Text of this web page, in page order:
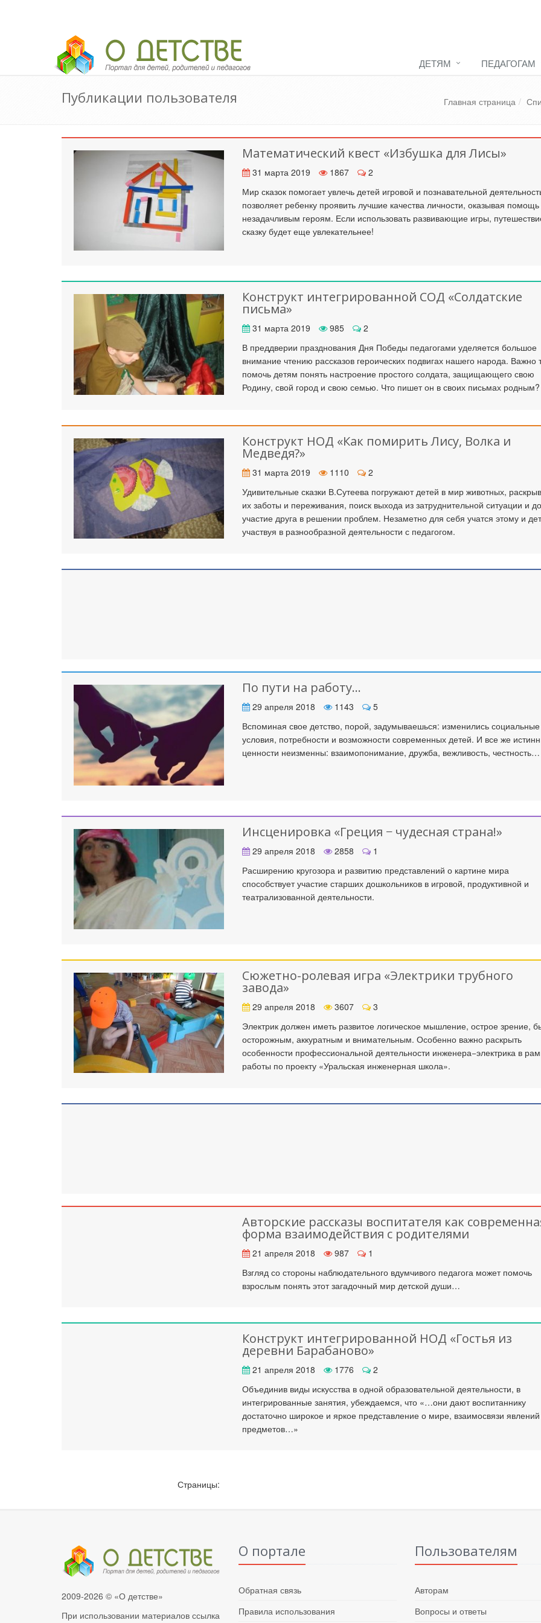
Педагогический портал «О детстве»
ДЕТЯМ
ПЕДАГОГАМ
Публикации пользователя Главная страница
Математический квест «Избушка для Лисы»
31 марта 2019 1867
2
Мир сказок помогает увлечь детей игровой и познавательной
позволяет ребенку проявить лучшие качества личности, оказывая помощь
незадачливым героям. Если использовать развивающие игры,
сказку будет еще увлекательнее!
Конструкт интегрированной СОД «Солдатские
письма»
31 марта 2019 985
2
В преддверии празднования Дня Победы педагогами уделяется большое
внимание чтению рассказов героических подвигах нашего народа. Важно
помочь детям понять настроение простого солдата, защищающего свою
Родину, свой город и свою семью. Что пишет он в своих письмах родным?
Конструкт НОД «Как помирить Лису, Волка и
Медведя?»
31 марта 2019 1110
2
Удивительные сказки В.Сутеева погружают детей в мир животных,
их заботы и переживания, поиск выхода из затруднительной ситуации и
участие друга в решении проблем. Незаметно для себя учатся этому и
участвуя в разнообразной деятельности с педагогом.
По пути на работу…
29 апреля 2018 1143
5
Вспоминая свое детство, порой, задумываешься: изменились социальные
условия, потребности и возможности современных детей. И все же
ценности неизменны: взаимопонимание, дружба, вежливость, честность…
Инсценировка «Греция − чудесная страна!»
29 апреля 2018 2858
1
Расширению кругозора и развитию представлений о картине мира
способствует участие старших дошкольников в игровой, продуктивной и
театрализованной деятельности.
Сюжетно-ролевая игра «Электрики трубного
завода»
29 апреля 2018 3607
3
Электрик должен иметь развитое логическое мышление, острое зрение,
осторожным, аккуратным и внимательным. Особенно важно раскрыть
особенности профессиональной деятельности инженера−электрика в
работы по проекту «Уральская инженерная школа».
Авторские рассказы воспитателя как
форма взаимодействия с родителями
21 апреля 2018 987
1
Взгляд со стороны наблюдательного вдумчивого педагога может помочь
взрослым понять этот загадочный мир детской души…
Конструкт интегрированной НОД «Гостья из
деревни Барабаново»
21 апреля 2018 1776
2
Объединив виды искусства в одной образовательной деятельности, в
интегрированные занятия, убеждаемся, что «…они дают воспитаннику
достаточно широкое и яркое представление о мире, взаимосвязи
предметов…»
Страницы:
Как стать экспертом наших
конкурсов
2009-2026 © «О детстве»
При использовании материалов ссылка
О портале
Обратная связь
Правила использования
Пользователям
Авторам
Вопросы и ответы